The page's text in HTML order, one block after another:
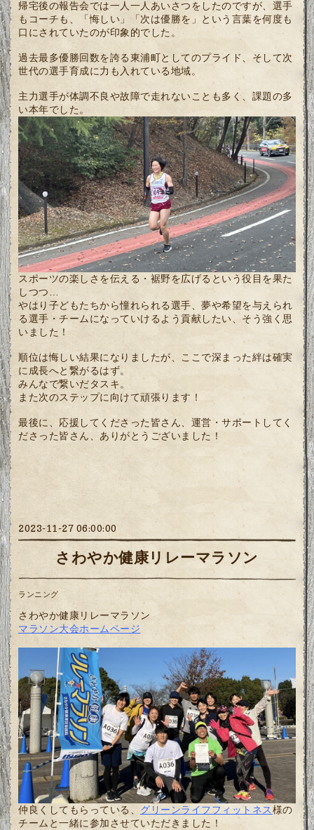
帰宅後の報告会では一人一人あいさつをしたのですが、選手
もコーチも、「悔しい」「次は優勝を」という言葉を何度も
口にされていたのが印象的でした。
過去最多優勝回数を誇る東浦町としてのプライド、そして次
世代の選手育成に力も入れている地域。
主力選手が体調不良や故障で走れないことも多く、課題の多
い本年でした。
スポーツの楽しさを伝える・裾野を広げるという役目を果た
しつつ…
やはり子どもたちから憧れられる選手、夢や希望を与えられ
る選手・チームになっていけるよう貢献したい、そう強く思
いました！
順位は悔しい結果になりましたが、ここで深まった絆は確実
に成長へと繋がるはず。
みんなで繋いだタスキ。
また次のステップに向けて頑張ります！
最後に、応援してくださった皆さん、運営・サポートしてく
ださった皆さん、ありがとうございました！
2023-11-27 06:00:00
さわやか健康リレーマラソン
ランニング
さわやか健康リレーマラソン
マラソン大会ホームページ
仲良くしてもらっている、 グリーンライフフィットネス様の
チームと一緒に参加させていただきました！